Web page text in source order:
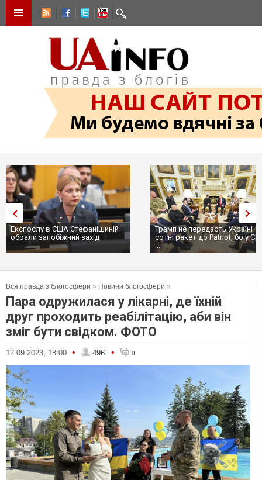
Трамп не передасть Україні
сотні ракет до Patriot, бо у США
Вибух у ресторані в Москві:
ціллю був головком ВКС
пр...
Вся правда з блогосфери » Новини блогосфери »
Пара одружилася у лікарні, де їхній
друг проходить реабілітацію, аби він
зміг бути свідком. ФОТО
12.09.2023, 18:00 • 496 • 0